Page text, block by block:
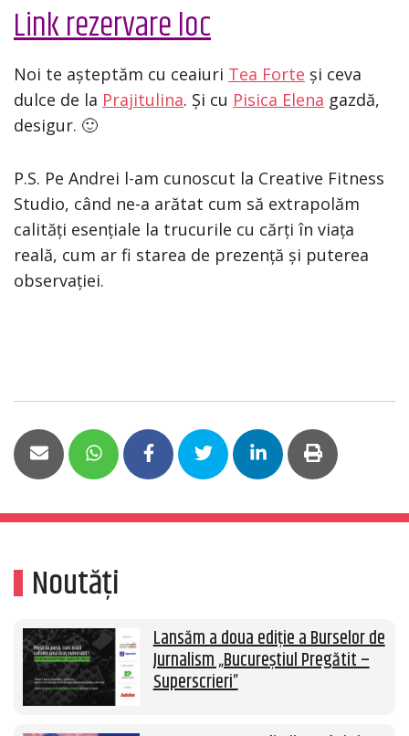
Link rezervare loc
Noi te așteptăm cu ceaiuri Tea Forte și ceva
dulce de la Prajitulina. Și cu Pisica Elena gazdă,
desigur. 🙂
P.S. Pe Andrei l-am cunoscut la Creative Fitness
Studio, când ne-a arătat cum să extrapolăm
calități esențiale la trucurile cu cărți în viața
reală, cum ar fi starea de prezență și puterea
observației.
Noutăți
Lansăm a doua ediție a Burselor de
Jurnalism „Bucureștiul Pregătit –
Superscrieri”